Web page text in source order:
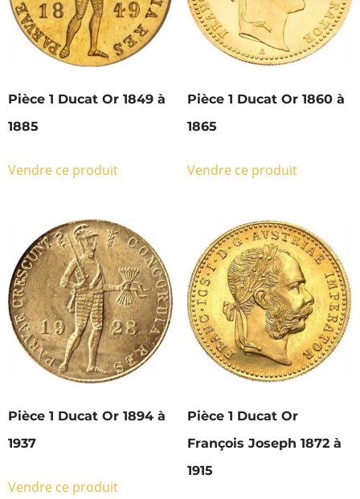
Pièce 1 Ducat Or 1849 à
1885
Vendre ce produit
Pièce 1 Ducat Or 1860 à
1865
Vendre ce produit
Pièce 1 Ducat Or 1894 à
1937
Vendre ce produit
Pièce 1 Ducat Or
François Joseph 1872 à
1915